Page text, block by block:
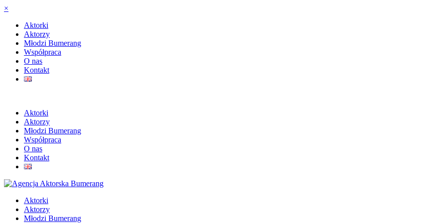
×
Aktorki
Aktorzy
Młodzi Bumerang
Współpraca
O nas
Kontakt
Aktorki
Aktorzy
Młodzi Bumerang
Współpraca
O nas
Kontakt
Aktorki
Aktorzy
Młodzi Bumerang